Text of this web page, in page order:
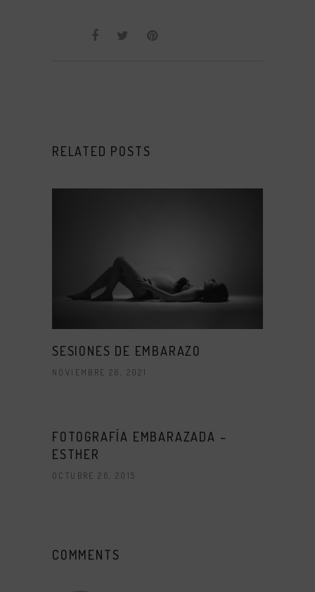
RELATED POSTS
SESIONES DE EMBARAZO
NOVIEMBRE 26, 2021
FOTOGRAFÍA EMBARAZADA –
ESTHER
OCTUBRE 26, 2015
COMMENTS